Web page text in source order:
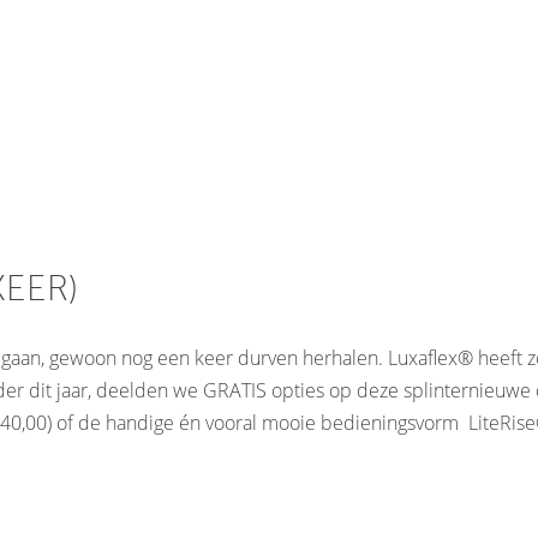
gewoon nog een keer durven herhalen. Luxaflex® heeft
dit jaar, deelden we GRATIS opties op deze
of de handige én vooral mooie bedieningsvorm